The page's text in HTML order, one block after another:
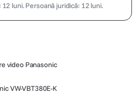
12 luni.Persoană juridică: 12 luni.
video Panasonic
VW-VBT380E-K